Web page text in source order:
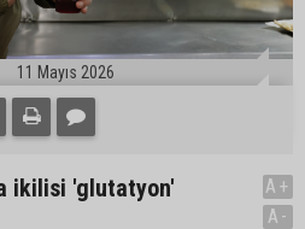
11 Mayıs 2026
ikilisi 'glutatyon'
A+
A-